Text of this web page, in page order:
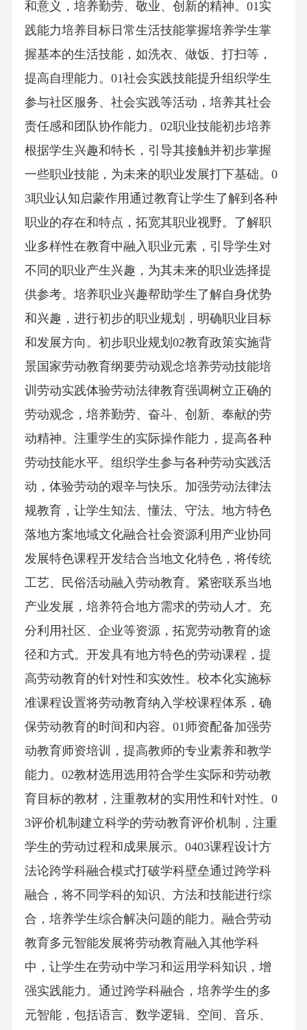
和意义，培养勤劳、敬业、创新的精神。01实
践能力培养目标日常生活技能掌握培养学生掌
握基本的生活技能，如洗衣、做饭、打扫等，
提高自理能力。01社会实践技能提升组织学生
参与社区服务、社会实践等活动，培养其社会
责任感和团队协作能力。02职业技能初步培养
根据学生兴趣和特长，引导其接触并初步掌握
一些职业技能，为未来的职业发展打下基础。0
3职业认知启蒙作用通过教育让学生了解到各种
职业的存在和特点，拓宽其职业视野。了解职
业多样性在教育中融入职业元素，引导学生对
不同的职业产生兴趣，为其未来的职业选择提
供参考。培养职业兴趣帮助学生了解自身优势
和兴趣，进行初步的职业规划，明确职业目标
和发展方向。初步职业规划02教育政策实施背
景国家劳动教育纲要劳动观念培养劳动技能培
训劳动实践体验劳动法律教育强调树立正确的
劳动观念，培养勤劳、奋斗、创新、奉献的劳
动精神。注重学生的实际操作能力，提高各种
劳动技能水平。组织学生参与各种劳动实践活
动，体验劳动的艰辛与快乐。加强劳动法律法
规教育，让学生知法、懂法、守法。地方特色
落地方案地域文化融合社会资源利用产业协同
发展特色课程开发结合当地文化特色，将传统
工艺、民俗活动融入劳动教育。紧密联系当地
产业发展，培养符合地方需求的劳动人才。充
分利用社区、企业等资源，拓宽劳动教育的途
径和方式。开发具有地方特色的劳动课程，提
高劳动教育的针对性和实效性。校本化实施标
准课程设置将劳动教育纳入学校课程体系，确
保劳动教育的时间和内容。01师资配备加强劳
动教育师资培训，提高教师的专业素养和教学
能力。02教材选用选用符合学生实际和劳动教
育目标的教材，注重教材的实用性和针对性。0
3评价机制建立科学的劳动教育评价机制，注重
学生的劳动过程和成果展示。0403课程设计方
法论跨学科融合模式打破学科壁垒通过跨学科
融合，将不同学科的知识、方法和技能进行综
合，培养学生综合解决问题的能力。融合劳动
教育多元智能发展将劳动教育融入其他学科
中，让学生在劳动中学习和运用学科知识，增
强实践能力。通过跨学科融合，培养学生的多
元智能，包括语言、数学逻辑、空间、音乐、